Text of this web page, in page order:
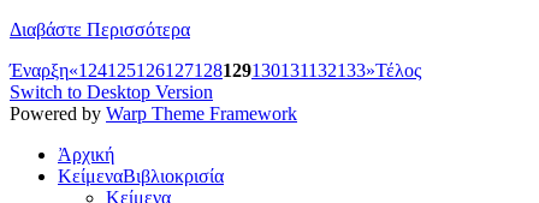
Διαβάστε Περισσότερα
Έναρξη«124125126127128129130131132133»Τέλος
Switch to Desktop Version
Powered by Warp Theme Framework
Ἀρχική
ΚείμεναΒιβλιοκρισία
Κείμενα